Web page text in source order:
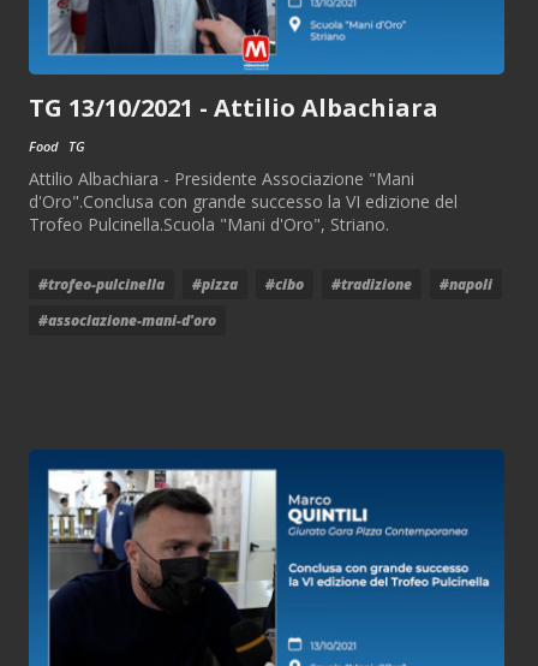
TG 13/10/2021 - Attilio Albachiara
Food TG
Attilio Albachiara - Presidente Associazione "Mani
d'Oro".Conclusa con grande successo la VI edizione del
Trofeo Pulcinella.Scuola "Mani d'Oro", Striano.
#trofeo-pulcinella #pizza #cibo #tradizione
#napoli
#associazione-mani-d'oro